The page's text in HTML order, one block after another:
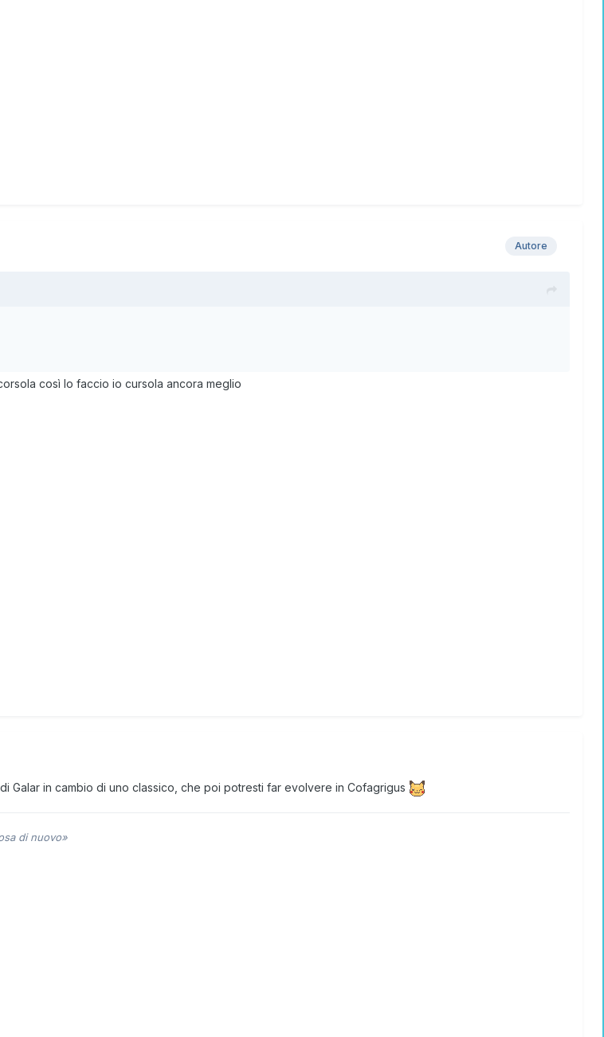
Autore
così lo faccio io cursola ancora meglio
Galar in cambio di uno classico, che poi potresti far evolvere in Cofagrigus
di nuovo»